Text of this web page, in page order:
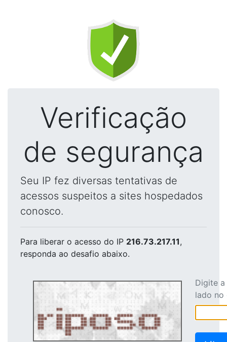
Verificação
de segurança
Seu IP fez diversas tentativas de
acessos suspeitos a sites hospedados
conosco.
Para liberar o acesso do IP 216.73.217.11,
responda ao desafio abaixo.
Digite
lado no